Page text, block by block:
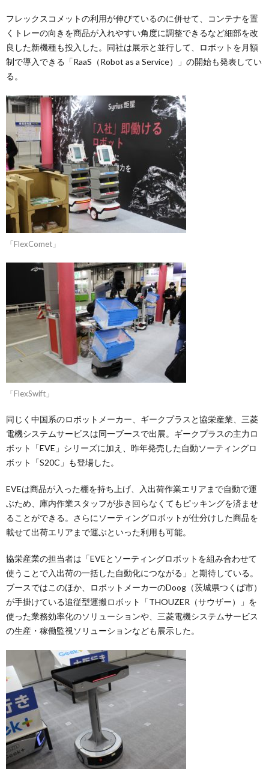
フレックスコメットの利用が伸びているのに併せて、コンテナを置
くトレーの向きを商品が入れやすい角度に調整できるなど細部を改
良した新機種も投入した。同社は展示と並行して、ロボットを月額
制で導入できる「RaaS（Robot as a Service）」の開始も発表してい
る。
「FlexComet」
「FlexSwift」
同じく中国系のロボットメーカー、ギークプラスと協栄産業、三菱
電機システムサービスは同一ブースで出展。ギークプラスの主力ロ
ボット「EVE」シリーズに加え、昨年発売した自動ソーティングロ
ボット「S20C」も登場した。
EVEは商品が入った棚を持ち上げ、入出荷作業エリアまで自動で運
ぶため、庫内作業スタッフが歩き回らなくてもピッキングを済ませ
ることができる。さらにソーティングロボットが仕分けした商品を
載せて出荷エリアまで運ぶといった利用も可能。
協栄産業の担当者は「EVEとソーティングロボットを組み合わせて
使うことで入出荷の一括した自動化につながる」と期待している。
ブースではこのほか、ロボットメーカーのDoog（茨城県つくば市）
が手掛けている追従型運搬ロボット「THOUZER（サウザー）」を
使った業務効率化のソリューションや、三菱電機システムサービス
の生産・稼働監視ソリューションなども展示した。